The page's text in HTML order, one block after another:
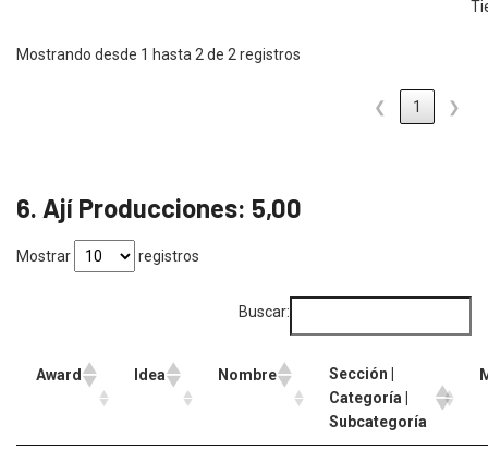
Mostrando desde 1 hasta 2 de 2 registros
❮ 1 ❯
6. Ají Producciones: 5,00
Mostrar registros
Buscar:
Award Idea Nombre
Sección |
Categoría |
Subcategoría